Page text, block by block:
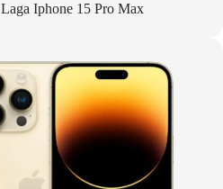
Laga Iphone 15 Pro Max